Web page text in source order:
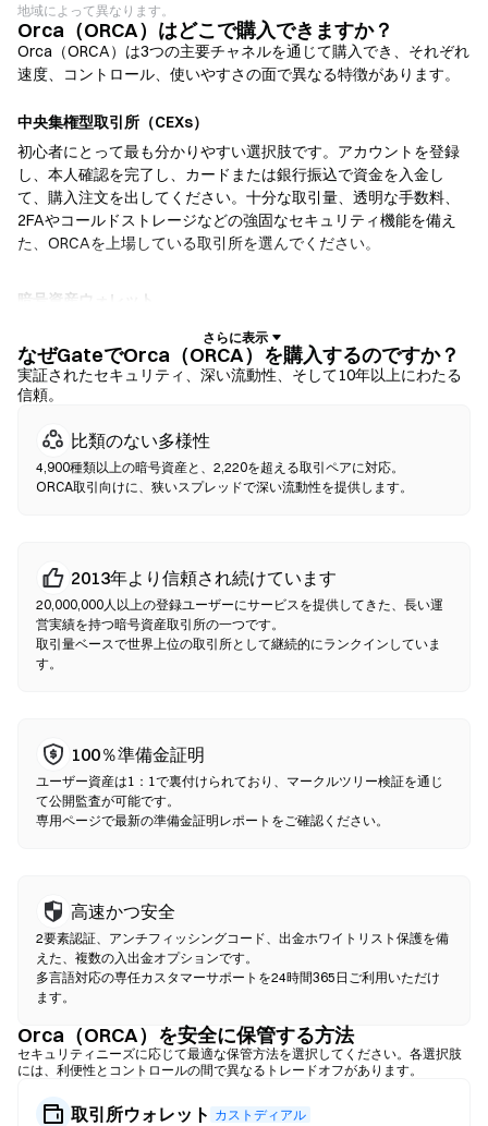
地域によって異なります。
Orca（ORCA）はどこで購入できますか？
Orca（ORCA）は3つの主要チャネルを通じて購入でき、それぞれ
速度、コントロール、使いやすさの面で異なる特徴があります。
中央集権型取引所（CEXs）
初心者にとって最も分かりやすい選択肢です。アカウントを登録
し、本人確認を完了し、カードまたは銀行振込で資金を入金し
て、購入注文を出してください。十分な取引量、透明な手数料、
2FAやコールドストレージなどの強固なセキュリティ機能を備え
た、ORCAを上場している取引所を選んでください。
暗号資産ウォレット
自己保管を重視するユーザー向けです。ノンカストディアルウォ
レットでは、お客様自身が秘密鍵を保有し、ウォレットのインタ
ーフェース内で直接トークンをスワップできます。一部のウォレ
ットは法定通貨オンランプにも対応しており、取引所を経由せず
も、確認前に必ずシードフレーズをバックアップし、コントラク
トアドレスを確認してください。
使用してオンチェーンでスワップを実行するため、登録や本人確
認は不要です。互換性のあるウォレットを接続し、トークンペア
を選択し、スリッページ許容値を設定して、スワップを確認して
ください。ガス代が発生し、流動性の深さにより価格が中央集権
型市場と異なる場合がある点にご注意ください。ほとんどのDEX
なぜGateでOrca（ORCA）を購入するのですか？
実証されたセキュリティ、深い流動性、そして10年以上にわたる
信頼。
比類のない多様性
4,900種類以上の暗号資産と、2,220を超える取引ペアに対応。
ORCA取引向けに、狭いスプレッドで深い流動性を提供します。
2013年より信頼され続けています
20,000,000人以上の登録ユーザーにサービスを提供してきた、長い運
営実績を持つ暗号資産取引所の一つです。
取引量ベースで世界上位の取引所として継続的にランクインしていま
す。
100％準備金証明
ユーザー資産は1：1で裏付けられており、マークルツリー検証を通じ
て公開監査が可能です。
専用ページで最新の準備金証明レポートをご確認ください。
高速かつ安全
2要素認証、アンチフィッシングコード、出金ホワイトリスト保護を備
えた、複数の入出金オプションです。
多言語対応の専任カスタマーサポートを24時間365日ご利用いただけ
ます。
Orca（ORCA）を安全に保管する方法
セキュリティニーズに応じて最適な保管方法を選択してください。各選択肢
には、利便性とコントロールの間で異なるトレードオフがあります。
取引所ウォレット カストディアル